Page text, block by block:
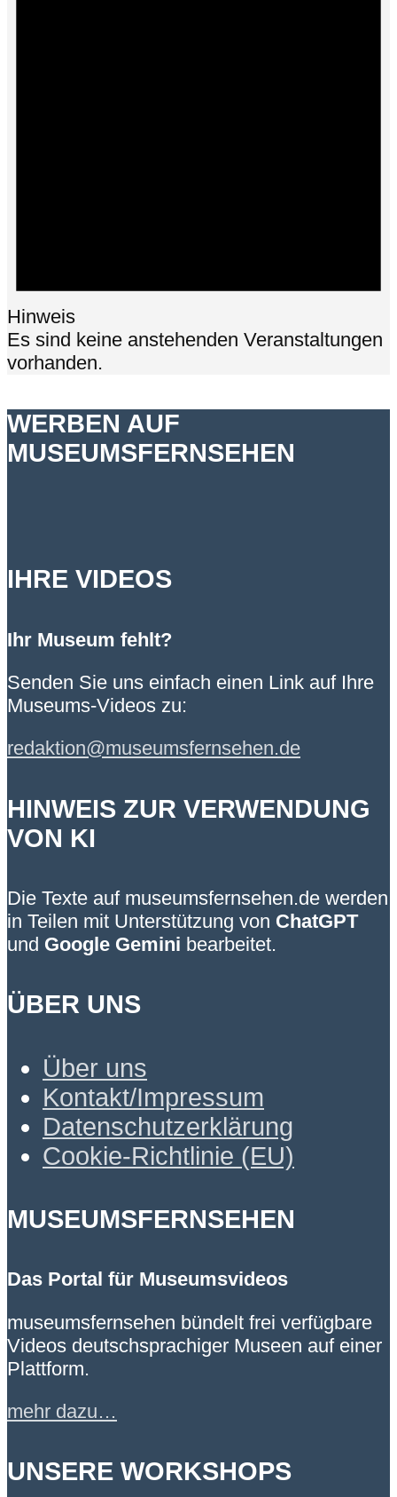
Hinweis
Es sind keine anstehenden Veranstaltungen
vorhanden.
WERBEN AUF
MUSEUMSFERNSEHEN
IHRE VIDEOS
Ihr Museum fehlt?
Senden Sie uns einfach einen Link auf Ihre
Museums-Videos zu:
redaktion@museumsfernsehen.de
HINWEIS ZUR VERWENDUNG
VON KI
Die Texte auf museumsfernsehen.de werden
in Teilen mit Unterstützung von ChatGPT
und Google Gemini bearbeitet.
ÜBER UNS
Über uns
Kontakt/Impressum
Datenschutzerklärung
Cookie-Richtlinie (EU)
MUSEUMSFERNSEHEN
Das Portal für Museumsvideos
museumsfernsehen bündelt frei verfügbare
Videos deutschsprachiger Museen auf einer
Plattform.
mehr dazu…
UNSERE WORKSHOPS